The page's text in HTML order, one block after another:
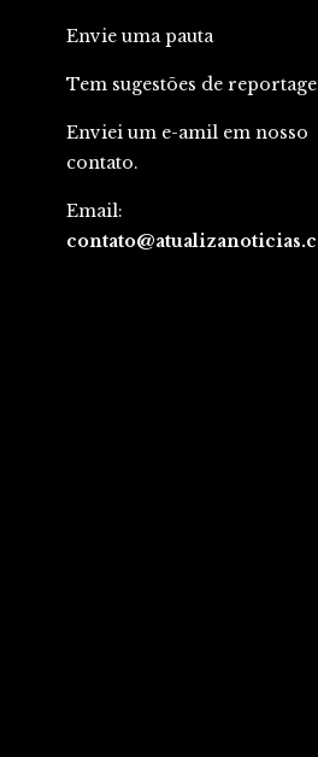
Envie uma pauta
Tem sugestões de
Enviei um e-amil em nosso
contato.
Email: